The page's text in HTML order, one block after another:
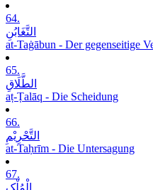
64.
التَّغَابُنِ
at-Taġābun - Der gegenseitige
65.
الطَّلَاقِ
aṭ-Ṭalāq - Die Scheidung
66.
التَّحْرِیْمِ
at-Taḥrīm - Die Untersagung
67.